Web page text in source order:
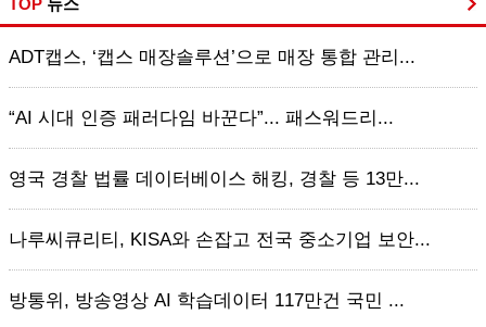
TOP 뉴스
ADT캡스, ‘캡스 매장솔루션’으로 매장 통합 관리...
“AI 시대 인증 패러다임 바꾼다”... 패스워드리...
영국 경찰 법률 데이터베이스 해킹, 경찰 등 13만...
나루씨큐리티, KISA와 손잡고 전국 중소기업 보안...
방통위, 방송영상 AI 학습데이터 117만건 국민 ...